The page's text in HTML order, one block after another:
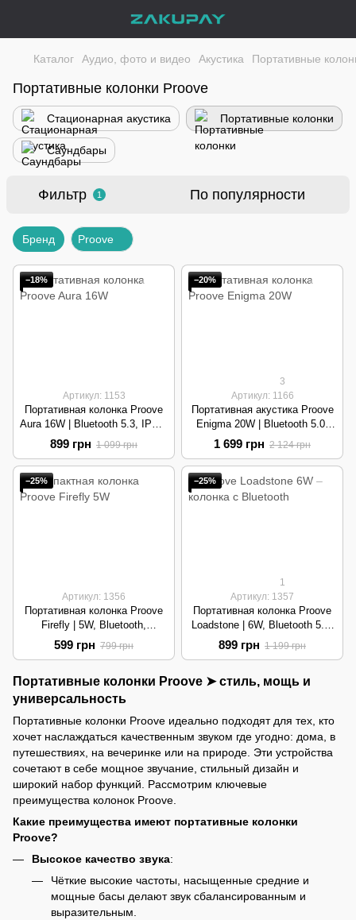
Каталог Аудио, фото и видео Акустика Портативные
Портативные колонки Proove
Стационарная акустика Портативные колонки
Саундбары
Фильтр 1 По популярности
Бренд Proove
−18%
Артикул: 1153
Портативная колонка Proove
Aura 16W | Bluetooth 5.3, IPX4,
до 10 часов работы | Black
899 грн 1 099 грн
−20%
3
Артикул: 1166
Портативная акустика Proove
Enigma 20W | Bluetooth 5.0,
IPX4, аккумулятор 4500 мАч |
Black
1 699 грн 2 124 грн
−25%
Артикул: 1356
Портативная колонка Proove
Firefly | 5W, Bluetooth,
компактный дизайн | Black
599 грн 799 грн
−25%
1
Артикул: 1357
Портативная колонка Proove
Loadstone | 6W, Bluetooth 5.3,
IPX5, RGB | Black
899 грн 1 199 грн
Портативные колонки Proove ➤ стиль, мощь и
универсальность
Портативные колонки Proove идеально подходят для тех, кто
хочет наслаждаться качественным звуком где угодно: дома, в
путешествиях, на вечеринке или на природе. Эти устройства
сочетают в себе мощное звучание, стильный дизайн и
широкий набор функций. Рассмотрим ключевые
преимущества колонок Proove.
Какие преимущества имеют портативные колонки
Proove?
Высокое качество звука:
Чёткие высокие частоты, насыщенные средние и
мощные басы делают звук сбалансированным и
выразительным.